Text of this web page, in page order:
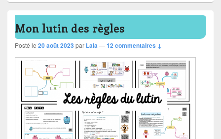
Mon lutin des règles
Posté le 20 août 2023 par Lala—12 commentaires ↓